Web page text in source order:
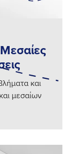
και
μεσαίων